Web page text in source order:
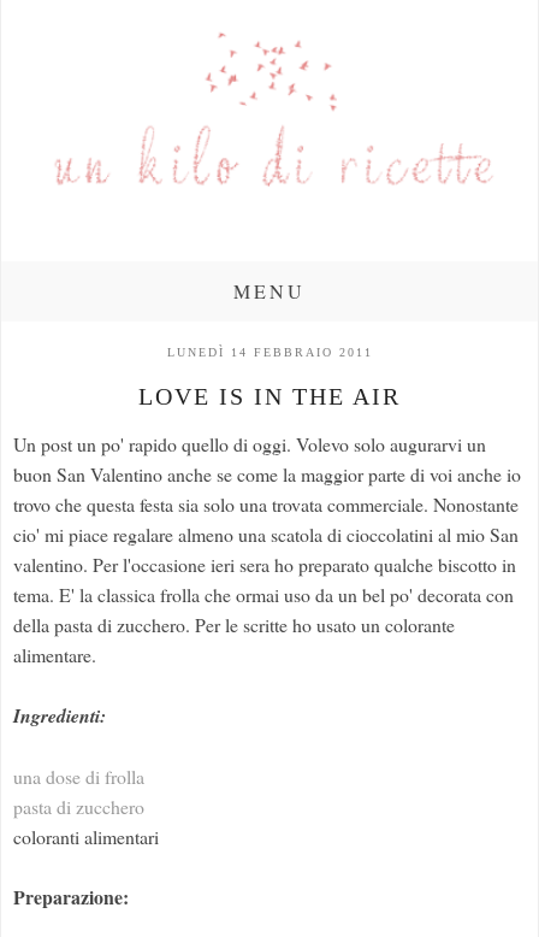
MENU
LUNEDÌ 14 FEBBRAIO 2011
LOVE IS IN THE AIR
Un post un po' rapido quello di oggi. Volevo solo augurarvi un
buon San Valentino anche se come la maggior parte di voi anche io
trovo che questa festa sia solo una trovata commerciale. Nonostante
cio' mi piace regalare almeno una scatola di cioccolatini al mio San
valentino. Per l'occasione ieri sera ho preparato qualche biscotto in
tema. E' la classica frolla che ormai uso da un bel po' decorata con
della pasta di zucchero. Per le scritte ho usato un colorante
alimentare.
Ingredienti:
una dose di frolla
pasta di zucchero
coloranti alimentari
Preparazione: